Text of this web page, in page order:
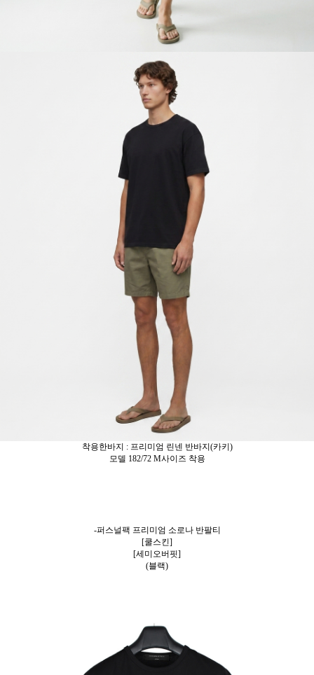
착용한바지 : 프리미엄 린넨 반바지(카키)
모델 182/72 M사이즈 착용
-퍼스널팩 프리미엄 소로나 반팔티
[쿨스킨]
[세미오버핏]
(블랙)